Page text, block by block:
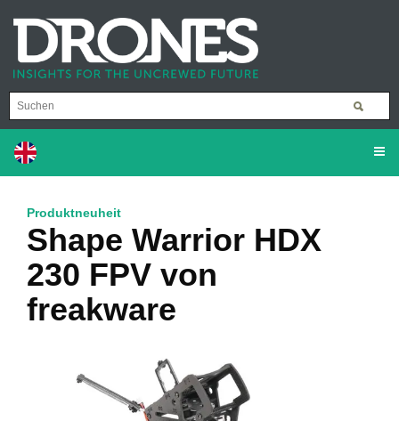
Produktneuheit
Shape Warrior HDX
230 FPV von
freakware